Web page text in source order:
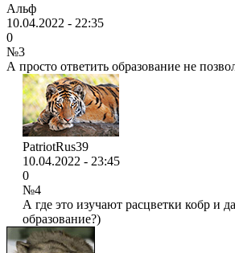
Альф
10.04.2022 - 22:35
0
№3
А просто ответить образование не
PatriotRus39
10.04.2022 - 23:45
0
№4
А где это изучают расцветки кобр и
образование?)